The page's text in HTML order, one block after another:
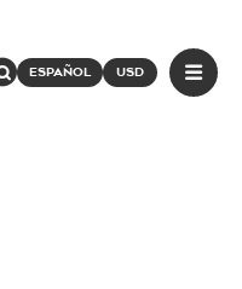
ESPAÑOL USD